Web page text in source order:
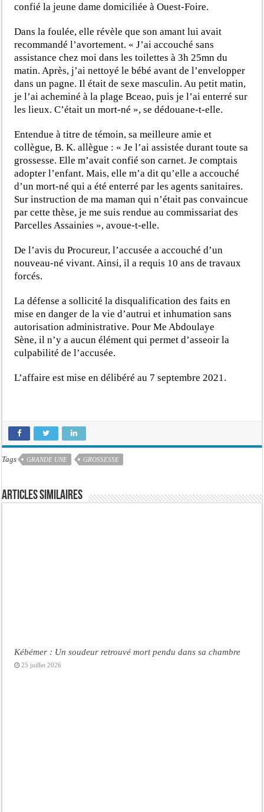
confié la jeune dame domiciliée à Ouest-Foire.
Dans la foulée, elle révèle que son amant lui avait
recommandé l’avortement. « J’ai accouché sans
assistance chez moi dans les toilettes à 3h 25mn du
matin. Après, j’ai nettoyé le bébé avant de l’envelopper
dans un pagne. Il était de sexe masculin. Au petit matin,
je l’ai acheminé à la plage Bceao, puis je l’ai enterré sur
les lieux. C’était un mort-né », se dédouane-t-elle.
Entendue à titre de témoin, sa meilleure amie et
collègue, B. K. allègue : « Je l’ai assistée durant toute sa
grossesse. Elle m’avait confié son carnet. Je comptais
adopter l’enfant. Mais, elle m’a dit qu’elle a accouché
d’un mort-né qui a été enterré par les agents sanitaires.
Sur instruction de ma maman qui n’était pas convaincue
par cette thèse, je me suis rendue au commissariat des
Parcelles Assainies », avoue-t-elle.
De l’avis du Procureur, l’accusée a accouché d’un
nouveau-né vivant. Ainsi, il a requis 10 ans de travaux
forcés.
La défense a sollicité la disqualification des faits en
mise en danger de la vie d’autrui et inhumation sans
autorisation administrative. Pour Me Abdoulaye
Sène, il n’y a aucun élément qui permet d’asseoir la
culpabilité de l’accusée.
L’affaire est mise en délibéré au 7 septembre 2021.
Tags GRANDE UNE GROSSESSE
Articles similaires
Kébémer : Un soudeur retrouvé mort pendu dans sa chambre
25 juillet 2026